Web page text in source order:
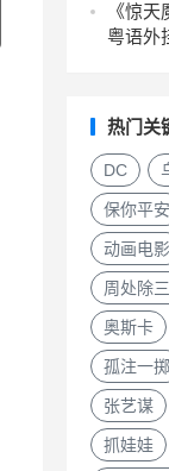
《惊
粤语外
热门关
DC
保你平安
动画电影
周处除
奥斯卡
孤注一掷
张艺谋
抓娃娃